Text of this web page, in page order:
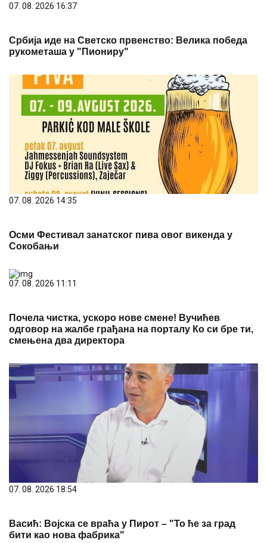
07. 08. 2026 16:37
Србија иде на Светско првенство: Велика победа
рукометаша у "Пиониру"
07. 08. 2026 14:35
Осми Фестивал занатског пива овог викенда у
Сокобањи
07. 08. 2026 11:11
Почела чистка, ускоро нове смене! Вучићев
одговор на жалбе грађана на порталу Ко си бре ти,
смењена два директора
07. 08. 2026 18:54
Васић: Војска се враћа у Пирот – "То ће за град
бити као нова фабрика"